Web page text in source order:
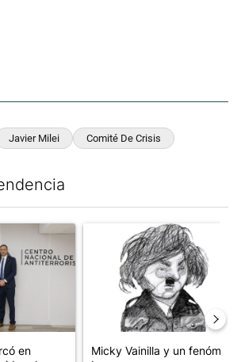
Javier Milei Comité De Crisis
con el título "El FBI desembarcó en
en
Un artículo de tendencia
Micky Vainilla y un fenómeno